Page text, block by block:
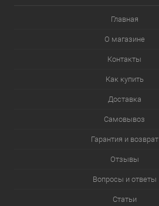
Главная
О магазине
Контакты
Как купить
Доставка
Самовывоз
Гарантия и возврат
Отзывы
Вопросы и ответы
Статьи